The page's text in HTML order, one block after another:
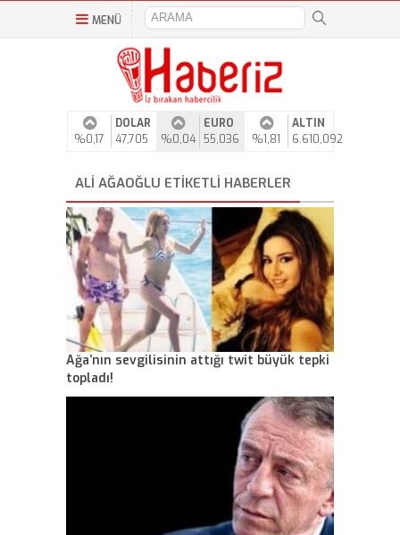
MENÜ
%0,17
DOLAR
47,705
%0,04
EURO
55,036
%1,81
ALTIN
6.610,092
ALI AĞAOĞLU ETIKETLI HABERLER
Ağa’nın sevgilisinin attığı twit büyük tepki
topladı!